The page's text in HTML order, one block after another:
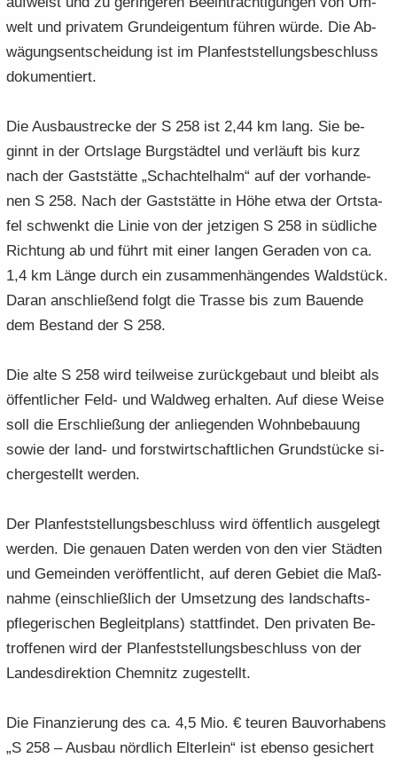
welt und pri­va­tem Grund­ei­gen­tum füh­ren würde. Die Ab­
wä­gungs­ent­schei­dung ist im Plan­fest­stel­lungs­be­schluss
do­ku­men­tiert.
Die Aus­bau­stre­cke der S 258 ist 2,44 km lang. Sie be­
ginnt in der Orts­la­ge Burg­städ­tel und ver­läuft bis kurz
nach der Gast­stät­te „Schach­tel­halm“ auf der vor­han­de­
nen S 258. Nach der Gast­stät­te in Höhe etwa der Orts­ta­
fel schwenkt die Linie von der jet­zi­gen S 258 in süd­li­che
Rich­tung ab und führt mit einer lan­gen Ge­ra­den von ca.
1,4 km Länge durch ein zu­sam­men­hän­gen­des Wald­stück.
Daran an­schlie­ßend folgt die Tras­se bis zum Bau­en­de
dem Be­stand der S 258.
Die alte S 258 wird teil­wei­se zu­rück­ge­baut und bleibt als
öf­fent­li­cher Feld- und Wald­weg er­hal­ten. Auf diese Weise
soll die Er­schlie­ßung der an­lie­gen­den Wohn­be­bau­ung
sowie der land- und forst­wirt­schaft­li­chen Grund­stü­cke si­
cher­ge­stellt wer­den.
Der Plan­fest­stel­lungs­be­schluss wird öf­fent­lich aus­ge­legt
wer­den. Die ge­nau­en Daten wer­den von den vier Städ­ten
und Ge­mein­den ver­öf­fent­licht, auf deren Ge­biet die Maß­
nah­me (ein­schließ­lich der Um­set­zung des land­schafts­
pfle­ge­ri­schen Be­gleit­plans) statt­fin­det. Den pri­va­ten Be­
trof­fe­nen wird der Plan­fest­stel­lungs­be­schluss von der
Lan­des­di­rek­ti­on Chem­nitz zu­ge­stellt.
Die Fi­nan­zie­rung des ca. 4,5 Mio. € teu­ren Bau­vor­ha­bens
„S 258 – Aus­bau nörd­lich El­ter­lein“ ist eben­so ge­si­chert